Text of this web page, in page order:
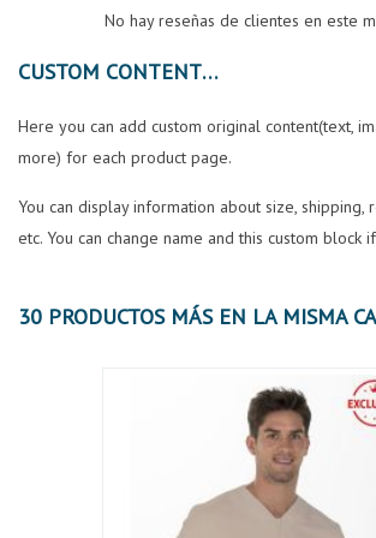
No hay reseñas de clientes en este
CUSTOM CONTENT
Here you can add custom original content(text,
more) for each product page.
You can display information about size, shipping,
etc. You can change name and this custom block